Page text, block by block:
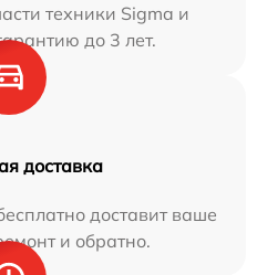
техники Sigma и
до 3 лет.
доставка
доставит ваше
и обратно.